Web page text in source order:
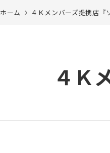
ホーム ４Ｋメンバーズ提携店『
４Ｋ